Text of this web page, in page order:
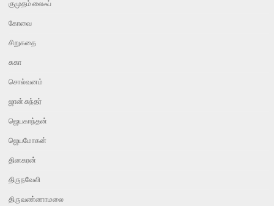
குமுதம் லைஃப்
கோவை
சிறுகதை
சுகா
சொல்வனம்
ஜான் சுந்தர்
ஜெயகாந்தன்
ஜெயமோகன்
தினகரன்
திருநவேலி
திருவண்ணாமலை